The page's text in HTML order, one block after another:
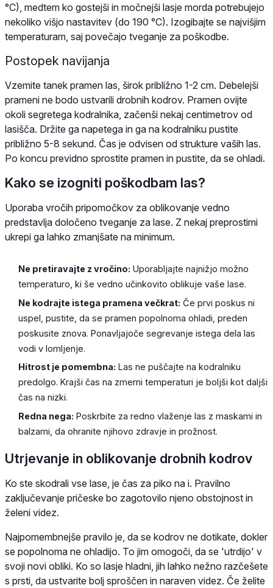
°C), medtem ko gostejši in močnejši lasje morda potrebujejo
nekoliko višjo nastavitev (do 190 °C). Izogibajte se najvišjim
temperaturam, saj povečajo tveganje za poškodbe.
Postopek navijanja
Vzemite tanek pramen las, širok približno 1-2 cm. Debelejši
prameni ne bodo ustvarili drobnih kodrov. Pramen ovijte
okoli segretega kodralnika, začenši nekaj centimetrov od
lasišča. Držite ga napetega in ga na kodralniku pustite
približno 5-8 sekund. Čas je odvisen od strukture vaših las.
Po koncu previdno sprostite pramen in pustite, da se ohladi.
Kako se izogniti poškodbam las?
Uporaba vročih pripomočkov za oblikovanje vedno
predstavlja določeno tveganje za lase. Z nekaj preprostimi
ukrepi ga lahko zmanjšate na minimum.
Ne pretiravajte z vročino: Uporabljajte najnižjo možno
temperaturo, ki še vedno učinkovito oblikuje vaše lase.
Ne kodrajte istega pramena večkrat: Če prvi poskus ni
uspel, pustite, da se pramen popolnoma ohladi, preden
poskusite znova. Ponavljajoče segrevanje istega dela las
vodi v lomljenje.
Hitrost je pomembna: Las ne puščajte na kodralniku
predolgo. Krajši čas na zmerni temperaturi je boljši kot daljši
čas na nizki.
Redna nega: Poskrbite za redno vlaženje las z maskami in
balzami, da ohranite njihovo zdravje in prožnost.
Utrjevanje in oblikovanje drobnih kodrov
Ko ste skodrali vse lase, je čas za piko na i. Pravilno
zaključevanje pričeske bo zagotovilo njeno obstojnost in
želeni videz.
Najpomembnejše pravilo je, da se kodrov ne dotikate, dokler
se popolnoma ne ohladijo. To jim omogoči, da se 'utrdijo' v
svoji novi obliki. Ko so lasje hladni, jih lahko nežno razčešete
s prsti, da ustvarite bolj sproščen in naraven videz. Če želite